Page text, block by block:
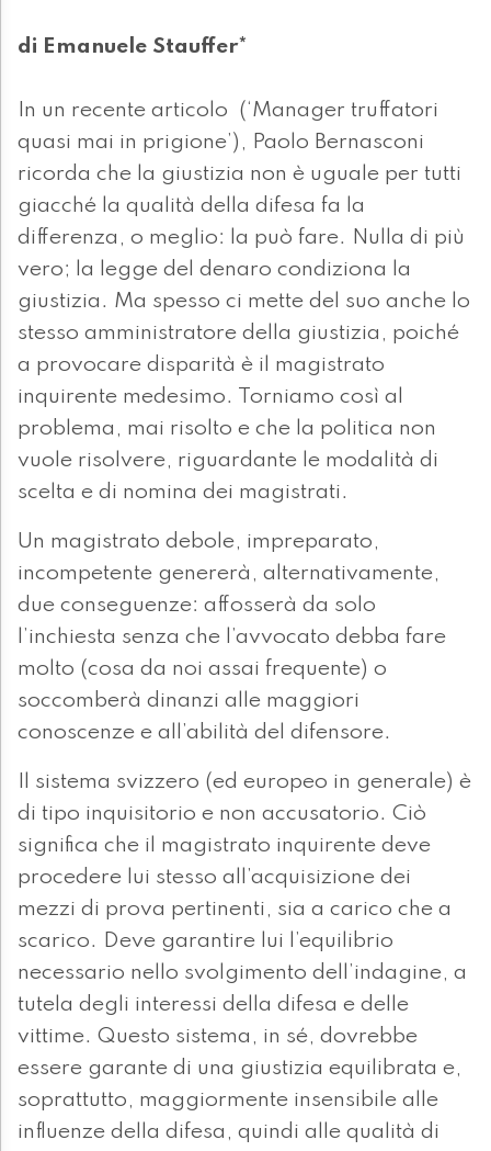
di Emanuele Stauffer*
In un recente articolo (‘Manager truffatori
quasi mai in prigione’), Paolo Bernasconi
ricorda che la giustizia non è uguale per tutti
giacché la qualità della difesa fa la
differenza, o meglio: la può fare. Nulla di più
vero; la legge del denaro condiziona la
giustizia. Ma spesso ci mette del suo anche lo
stesso amministratore della giustizia, poiché
a provocare disparità è il magistrato
inquirente medesimo. Torniamo così al
problema, mai risolto e che la politica non
vuole risolvere, riguardante le modalità di
scelta e di nomina dei magistrati.
Un magistrato debole, impreparato,
incompetente genererà, alternativamente,
due conseguenze: affosserà da solo
l’inchiesta senza che l’avvocato debba fare
molto (cosa da noi assai frequente) o
soccomberà dinanzi alle maggiori
conoscenze e all’abilità del difensore.
Il sistema svizzero (ed europeo in generale) è
di tipo inquisitorio e non accusatorio. Ciò
significa che il magistrato inquirente deve
procedere lui stesso all’acquisizione dei
mezzi di prova pertinenti, sia a carico che a
scarico. Deve garantire lui l’equilibrio
necessario nello svolgimento dell’indagine, a
tutela degli interessi della difesa e delle
vittime. Questo sistema, in sé, dovrebbe
essere garante di una giustizia equilibrata e,
soprattutto, maggiormente insensibile alle
influenze della difesa, quindi alle qualità di